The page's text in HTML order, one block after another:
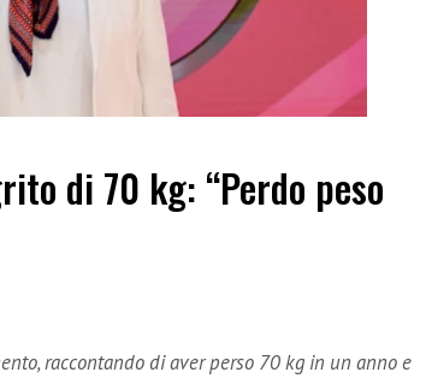
di 70 kg: “Perdo peso
raccontando di aver perso 70 kg in un anno e